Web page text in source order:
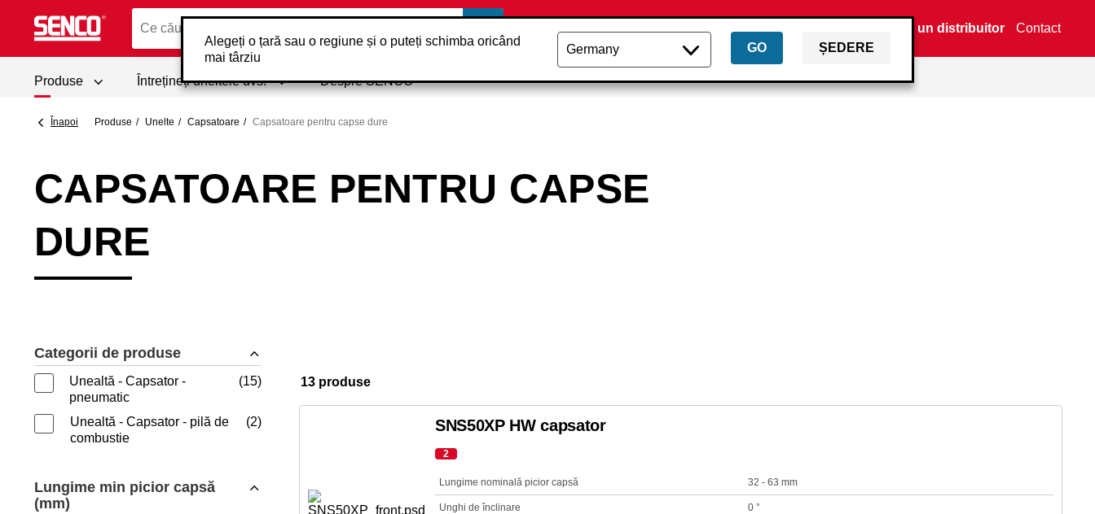
Alegeți o țară sau o regiune și o puteți schimba oricând
mai târziu
GO ȘEDERE
Găsiți un distribuitor Contact
Produse Întrețineți uneltele dvs. Despre SENCO
Înapoi Produse Unelte Capsatoare Capsatoare pentru capse dure
CAPSATOARE PENTRU CAPSE
DURE
Categorii de produse
Unealtă - Capsator -
pneumatic
15
Unealtă - Capsator - pilă de
combustie
2
Lungime min picior capsă
(mm)
13 produse
SNS50XP HW capsator
2
Lungime nominală picior capsă 32 - 63 mm
Unghi de înclinare 0 °